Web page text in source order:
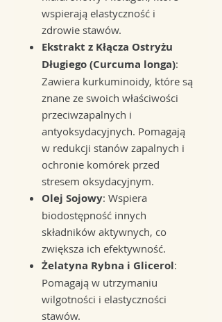
wspierają elastyczność i
zdrowie stawów.
Ekstrakt z Kłącza Ostryżu
Długiego (Curcuma longa):
Zawiera kurkuminoidy, które są
znane ze swoich właściwości
przeciwzapalnych i
antyoksydacyjnych. Pomagają
w redukcji stanów zapalnych i
ochronie komórek przed
stresem oksydacyjnym.
Olej Sojowy: Wspiera
biodostępność innych
składników aktywnych, co
zwiększa ich efektywność.
Żelatyna Rybna i Glicerol:
Pomagają w utrzymaniu
wilgotności i elastyczności
stawów.